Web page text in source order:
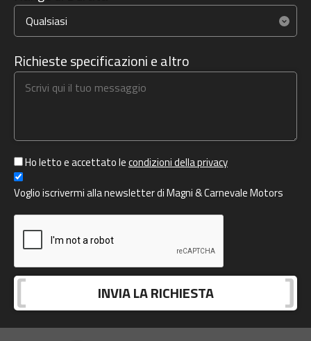
Richieste specificazioni e altro
Ho letto e accettato lecondizioni della privacy
Voglio iscrivermi alla newsletter di Magni & Carnevale Motors